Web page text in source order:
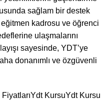
sağlam bir destek
kadrosu ve öğrenci
ulaşmalarını
sayesinde, YDT’ye
donanımlı ve özgüvenli
Ydt KursuYdt Kursu